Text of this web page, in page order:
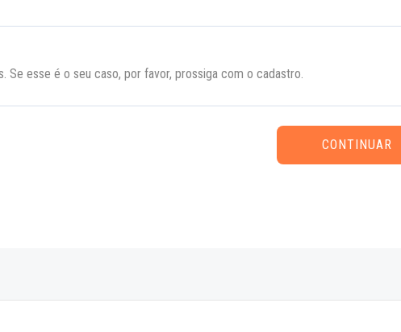
esse é o seu caso, por favor, prossiga com o cadastro.
CONTINUAR